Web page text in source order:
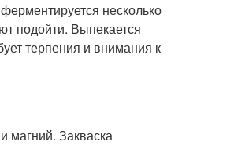
несколько
подойти. Выпекается
терпения и внимания к
магний. Закваска